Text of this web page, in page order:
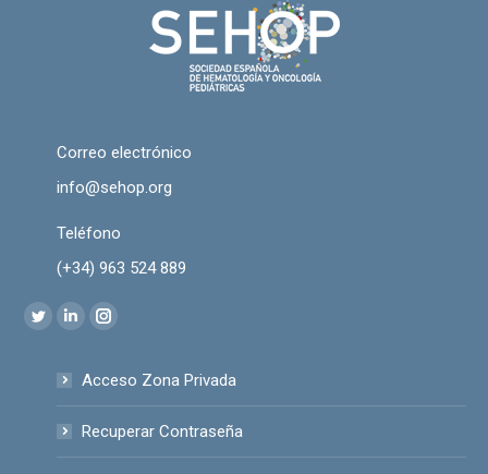
Correo electrónico
info@sehop.org
Teléfono
(+34) 963 524 889
Encuéntranos en:
Twitter
opens
new
Linkedin
opens
new
Instagram
opens
new
Acceso Zona Privada
Recuperar Contraseña